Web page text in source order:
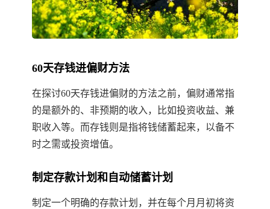
60天存钱进偏财方法
在探讨60天存钱进偏财的方法之前，偏财通常指
的是额外的、非预期的收入，比如投资收益、兼
职收入等。而存钱则是指将钱储蓄起来，以备不
时之需或投资增值。
制定存款计划和自动储蓄计划
制定一个明确的存款计划，并在每个月月初将资